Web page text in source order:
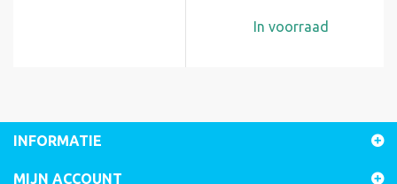
In voorraad
INFORMATIE
MIJN ACCOUNT